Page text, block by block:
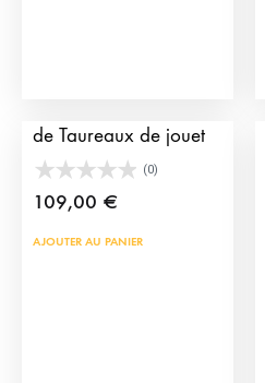
de Taureaux de jouet
(0)
109,00 €
AJOUTER AU PANIER